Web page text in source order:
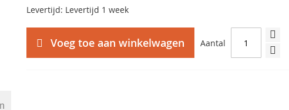
Levertijd: Levertijd 1 week
Aantal
Voeg toe aan winkelwagen